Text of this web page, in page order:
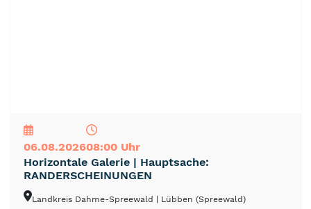
06.08.202608:00 Uhr
Horizontale Galerie | Hauptsache:
RANDERSCHEINUNGEN
Landkreis Dahme-Spreewald | Lübben (Spreewald)